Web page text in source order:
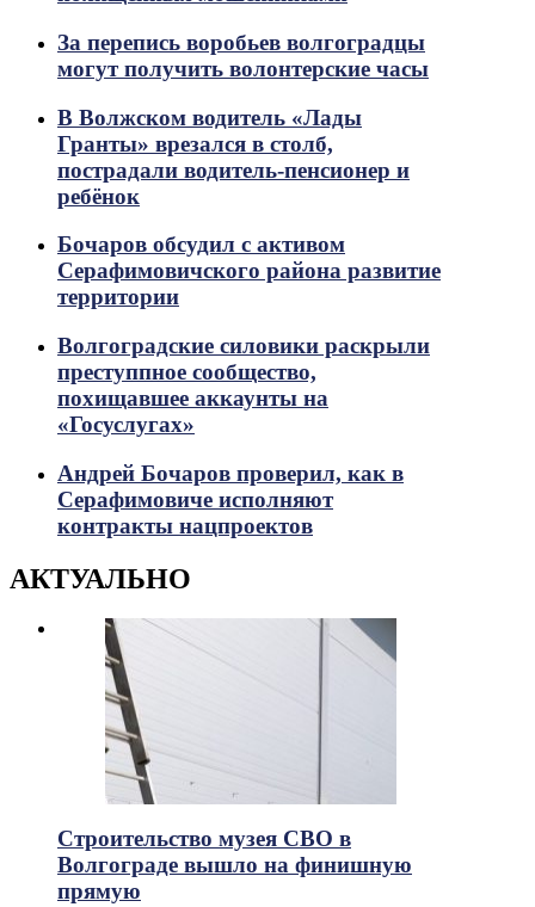
За перепись воробьев волгоградцы
могут получить волонтерские часы
В Волжском водитель «Лады
Гранты» врезался в столб,
пострадали водитель-пенсионер и
ребёнок
Бочаров обсудил с активом
Серафимовичского района развитие
территории
Волгоградские силовики раскрыли
преступпное сообщество,
похищавшее аккаунты на
«Госуслугах»
Андрей Бочаров проверил, как в
Серафимовиче исполняют
контракты нацпроектов
АКТУАЛЬНО
Строительство музея СВО в
Волгограде вышло на финишную
прямую